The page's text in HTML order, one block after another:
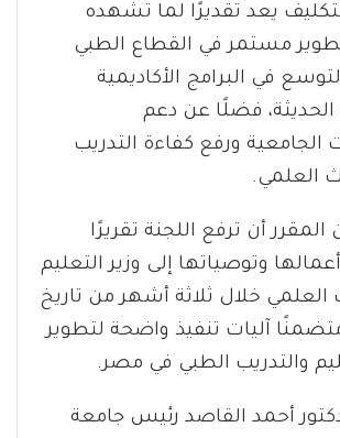
يعد تقديرًا لما تشهده
مستمر في القطاع الطبي
في البرامج الأكاديمية
فضلًا عن دعم
ورفع كفاءة التدريب
العلمي.
أن ترفع اللجنة تقريرًا
وتوصياتها إلى وزير التعليم
العلمي خلال ثلاثة أشهر من تاريخ
متضمنًا آليات تنفيذ واضحة لتطوير
والتدريب الطبي في مصر.
أحمد القاصد رئيس جامعة